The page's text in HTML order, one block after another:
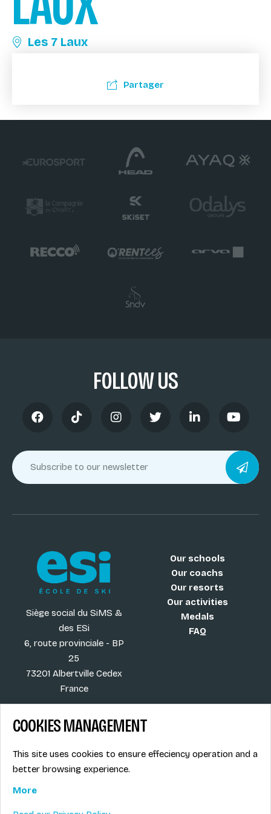
Les 7 Laux
Partager
FOLLOW US
Siège social du SiMS &
des ESi
6, route provinciale - BP
25
73201 Albertville Cedex
France
Our schools
Our coachs
Our resorts
Our activities
Medals
FAQ
More
Job offers
Ski instructors union
Legal info
COOKIES MANAGEMENT
This site uses cookies to ensure effeciency operation and a
better browsing experience.
More